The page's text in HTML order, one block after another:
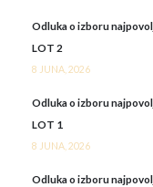
Odluka o izboru
LOT 2
8 JUNA, 2026
Odluka o izboru
LOT 1
8 JUNA, 2026
Odluka o izboru